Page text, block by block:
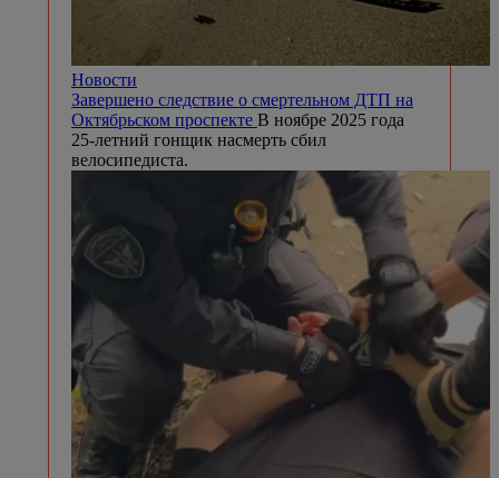
Новости
Завершено следствие о смертельном ДТП на
Октябрьском проспекте В ноябре 2025 года
25-летний гонщик насмерть сбил
велосипедиста.